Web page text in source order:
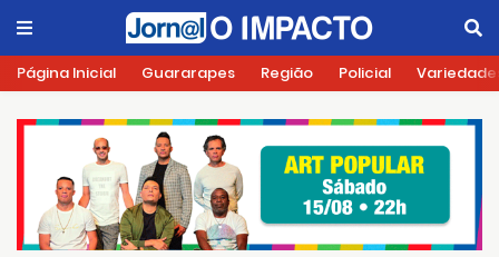
Página Inicial Guararapes Região Policial